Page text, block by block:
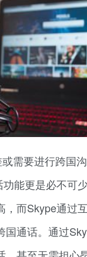
需要进行跨国
能更是必不可
，而Skype通过
国通话。通过